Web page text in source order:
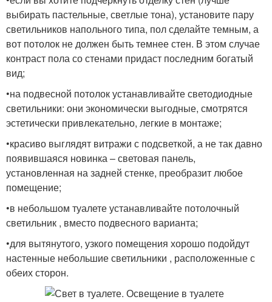
выбирать пастельные, светлые тона), установите пару
светильников напольного типа, пол сделайте темным, а
вот потолок не должен быть темнее стен. В этом случае
контраст пола со стенами придаст последним богатый
вид;
•на подвесной потолок устанавливайте светодиодные
светильники: они экономически выгодные, смотрятся
эстетически привлекательно, легкие в монтаже;
•красиво выглядят витражи с подсветкой, а не так давно
появившаяся новинка – световая панель,
установленная на задней стенке, преобразит любое
помещение;
•в небольшом туалете устанавливайте потолочный
светильник , вместо подвесного варианта;
•для вытянутого, узкого помещения хорошо подойдут
настенные небольшие светильники , расположенные с
обеих сторон.